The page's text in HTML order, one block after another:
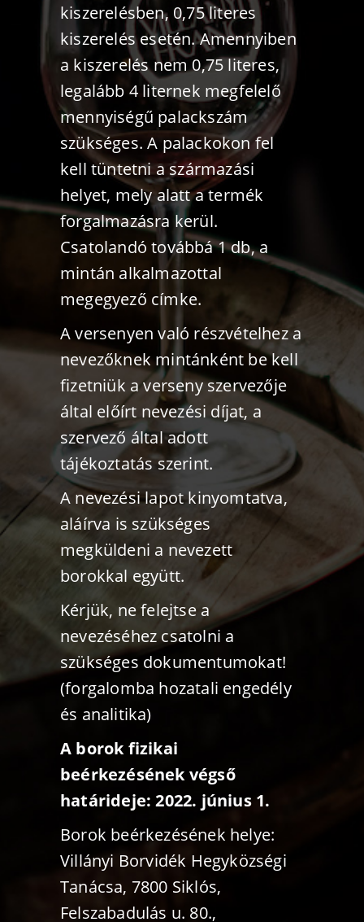
kiszerelésben, 0,75 literes
kiszerelés esetén. Amennyiben
a kiszerelés nem 0,75 literes,
legalább 4 liternek megfelelő
mennyiségű palackszám
szükséges. A palackokon fel
kell tüntetni a származási
helyet, mely alatt a termék
forgalmazásra kerül.
Csatolandó továbbá 1 db, a
mintán alkalmazottal
megegyező címke.
A versenyen való részvételhez a
nevezőknek mintánként be kell
fizetniük a verseny szervezője
által előírt nevezési díjat, a
szervező által adott
tájékoztatás szerint.
A nevezési lapot kinyomtatva,
aláírva is szükséges
megküldeni a nevezett
borokkal együtt.
Kérjük, ne felejtse a
nevezéséhez csatolni a
szükséges dokumentumokat!
(forgalomba hozatali engedély
és analitika)
A borok fizikai
beérkezésének végső
határideje: 2022. június 1.
Borok beérkezésének helye:
Villányi Borvidék Hegyközségi
Tanácsa, 7800 Siklós,
Felszabadulás u. 80.,